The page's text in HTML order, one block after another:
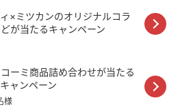
×ミツカンのオリジナルコラ
が当たるキャンペーン
ーミ商品詰め合わせが当たる
ャンペーン
様